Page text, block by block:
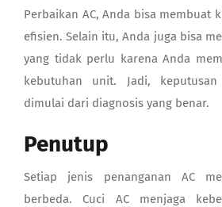
Perbaikan AC, Anda bisa membuat
efisien. Selain itu, Anda juga bisa
yang tidak perlu karena Anda
kebutuhan unit. Jadi,
dimulai dari diagnosis yang benar.
Penutup
Setiap jenis penanganan AC
berbeda. Cuci AC menjaga